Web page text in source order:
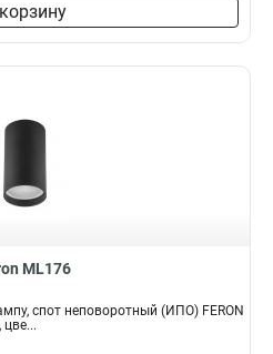
ML176
спот неповоротный (ИПО) FERON
цве...